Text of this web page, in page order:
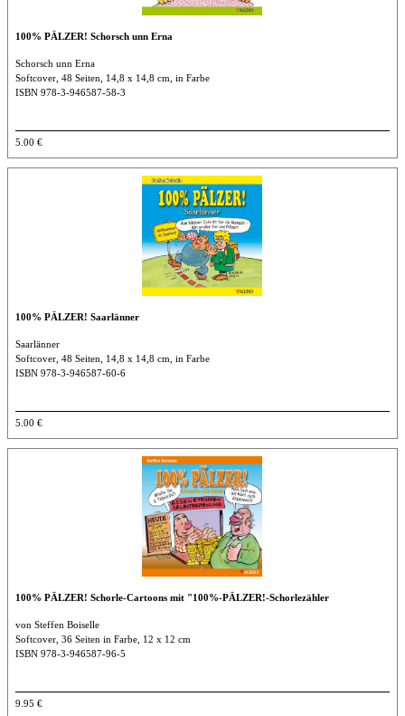
100% PÄLZER! Schorsch unn Erna
Schorsch unn Erna
Softcover, 48 Seiten, 14,8 x 14,8 cm, in Farbe
ISBN 978-3-946587-58-3
5.00 €
100% PÄLZER! Saarlänner
Saarlänner
Softcover, 48 Seiten, 14,8 x 14,8 cm, in Farbe
ISBN 978-3-946587-60-6
5.00 €
100% PÄLZER! Schorle-Cartoons mit "100%-PÄLZER!-Schorlezähler
von Steffen Boiselle
Softcover, 36 Seiten in Farbe, 12 x 12 cm
ISBN 978-3-946587-96-5
9.95 €